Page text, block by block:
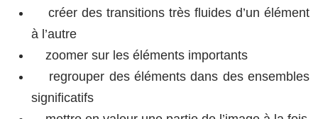
créer des transitions très fluides d’un élément
à l’autre
zoomer sur les éléments importants
regrouper des éléments dans des ensembles
significatifs